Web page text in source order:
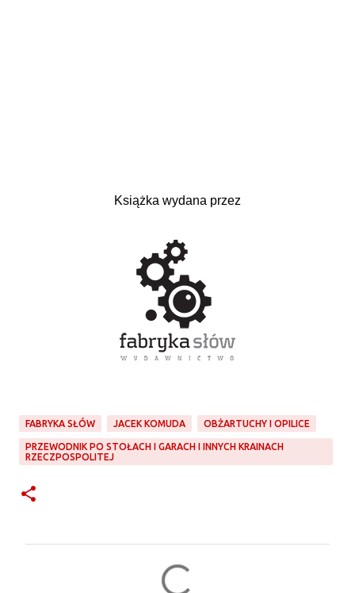
Książka wydana przez
FABRYKA SŁÓW JACEK KOMUDA OBŻARTUCHY I OPILICE
PRZEWODNIK PO STOŁACH I GARACH I INNYCH KRAINACH
RZECZPOSPOLITEJ